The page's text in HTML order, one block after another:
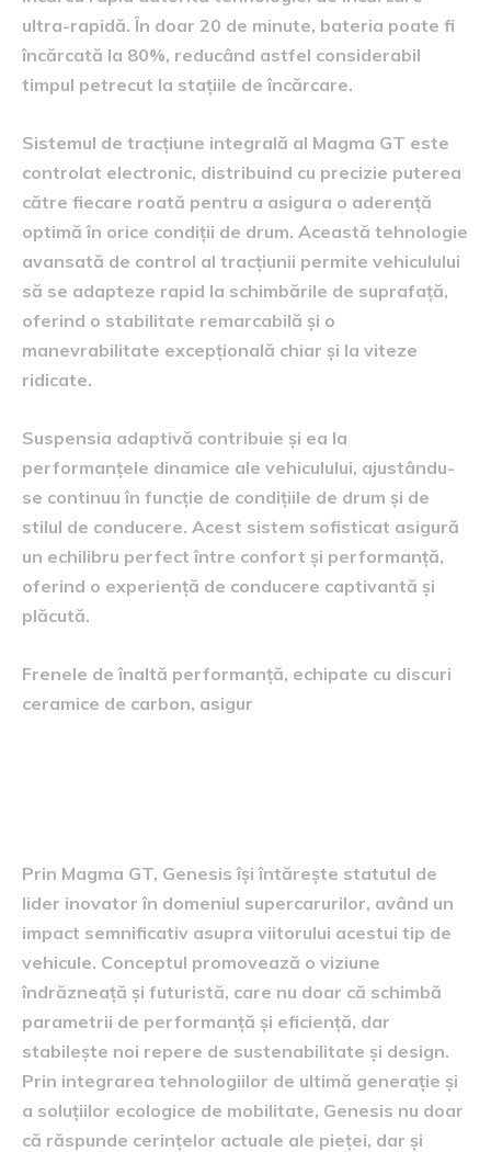
ultra-rapidă. În doar 20 de minute, bateria poate fi
încărcată la 80%, reducând astfel considerabil
timpul petrecut la stațiile de încărcare.
Sistemul de tracțiune integrală al Magma GT este
controlat electronic, distribuind cu precizie puterea
către fiecare roată pentru a asigura o aderență
optimă în orice condiții de drum. Această tehnologie
avansată de control al tracțiunii permite vehiculului
să se adapteze rapid la schimbările de suprafață,
oferind o stabilitate remarcabilă și o
manevrabilitate excepțională chiar și la viteze
ridicate.
Suspensia adaptivă contribuie și ea la
performanțele dinamice ale vehiculului, ajustându-
se continuu în funcție de condițiile de drum și de
stilul de conducere. Acest sistem sofisticat asigură
un echilibru perfect între confort și performanță,
oferind o experiență de conducere captivantă și
plăcută.
Frenele de înaltă performanță, echipate cu discuri
ceramice de carbon, asigur
Prin Magma GT, Genesis își întărește statutul de
lider inovator în domeniul supercarurilor, având un
impact semnificativ asupra viitorului acestui tip de
vehicule. Conceptul promovează o viziune
îndrăzneață și futuristă, care nu doar că schimbă
parametrii de performanță și eficiență, dar
stabilește noi repere de sustenabilitate și design.
Prin integrarea tehnologiilor de ultimă generație și
a soluțiilor ecologice de mobilitate, Genesis nu doar
că răspunde cerințelor actuale ale pieței, dar și